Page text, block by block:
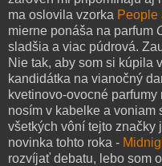
ma oslovila vzorka People
mierne ponáša na parfum
sladšia a viac púdrová.
Nie tak, aby som si kúpila
kandidátka na vianočný
kvetinovo-ovocné
nosím v kabelke a voniam
všetkých vôní tejto značky
novinka tohto roka -
rozvíjať debatu, lebo som